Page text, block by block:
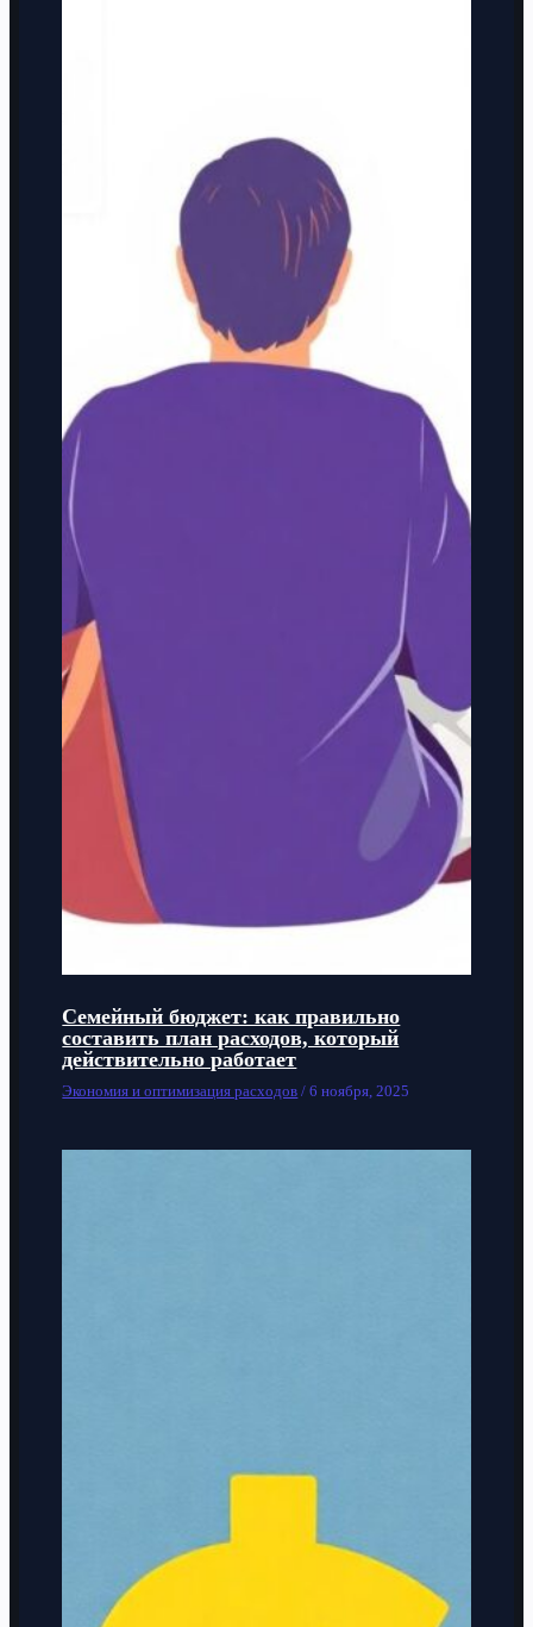
Семейный бюджет: как правильно
составить план расходов, который
действительно работает
Экономия и оптимизация расходов /6 ноября, 2025